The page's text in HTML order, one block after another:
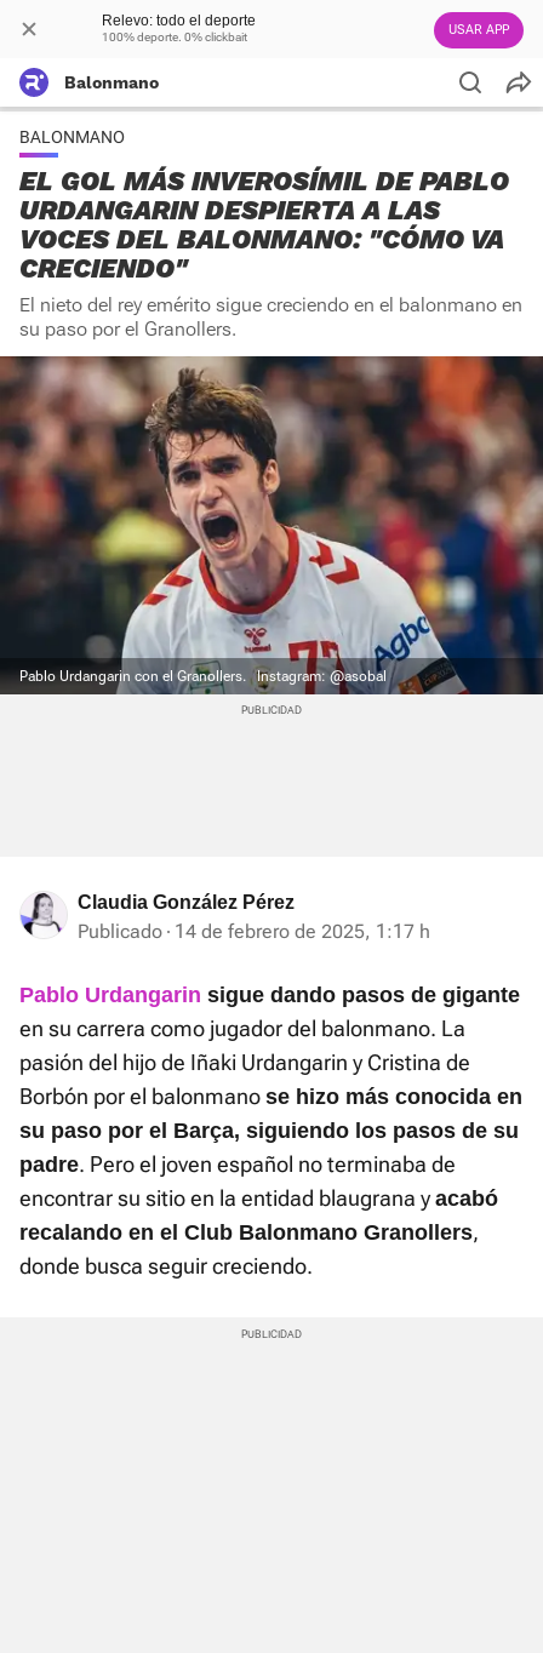
Relevo: todo el deporte
100% deporte. 0% clickbait USAR APP
Balonmano
BALONMANO
EL GOL MÁS INVEROSÍMIL DE PABLO
URDANGARIN DESPIERTA A LAS
VOCES DEL BALONMANO: "CÓMO VA
CRECIENDO"
El nieto del rey emérito sigue creciendo en el balonmano en
su paso por el Granollers.
Pablo Urdangarin con el Granollers. Instagram: @asobal
Claudia González Pérez
Publicado 14 de febrero de 2025, 1:17 h
Pablo Urdangarin sigue dando pasos de gigante
en su carrera como jugador del balonmano. La
pasión del hijo de Iñaki Urdangarin y Cristina de
Borbón por el balonmano se hizo más conocida en
su paso por el Barça, siguiendo los pasos de su
padre. Pero el joven español no terminaba de
encontrar su sitio en la entidad blaugrana y acabó
recalando en el Club Balonmano Granollers,
donde busca seguir creciendo.